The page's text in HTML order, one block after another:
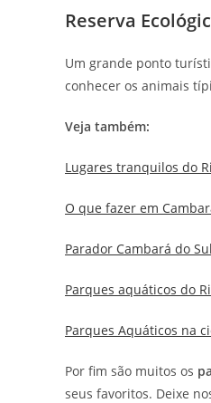
Reserva
Um grande ponto
conhecer os animais
Veja também:
Lugares tranquilos do
O que fazer em
Parador Cambará do
Parques aquáticos do
Parques Aquáticos na
Por fim são muitos os
seus favoritos. Deixe